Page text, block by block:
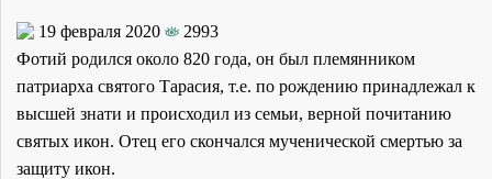
19 февраля 2020
2993
Фотий родился около 820 года, он был племянником
патриарха святого Тарасия, т.е. по рождению принадлежал к
высшей знати и происходил из семьи, верной почитанию
святых икон. Отец его скончался мученической смертью за
защиту икон.